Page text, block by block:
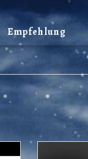
Empfehlung